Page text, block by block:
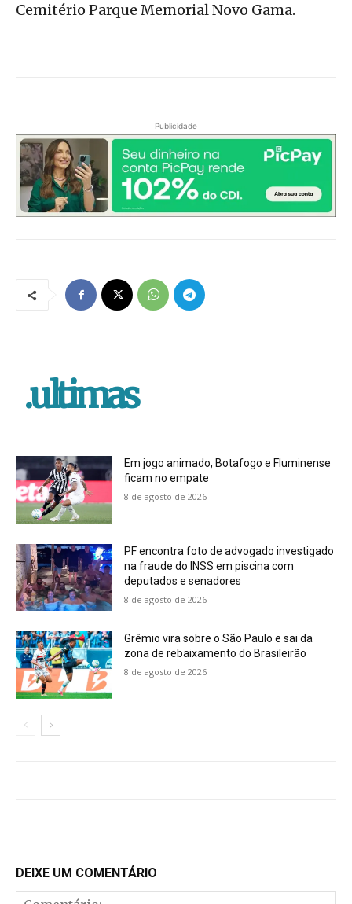
Cemitério Parque Memorial Novo Gama.
Publicidade
.ultimas
Em jogo animado, Botafogo e Fluminense
ficam no empate
8 de agosto de 2026
PF encontra foto de advogado investigado
na fraude do INSS em piscina com
deputados e senadores
8 de agosto de 2026
Grêmio vira sobre o São Paulo e sai da
zona de rebaixamento do Brasileirão
8 de agosto de 2026
DEIXE UM COMENTÁRIO